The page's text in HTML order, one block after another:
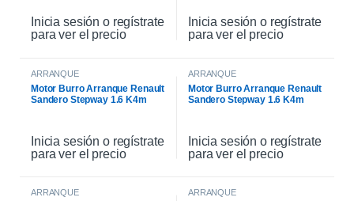
Inicia sesión o regístrate
para ver el precio
Inicia sesión o regístrate
para ver el precio
ARRANQUE
Motor Burro Arranque Renault
Sandero Stepway 1.6 K4m
Inicia sesión o regístrate
para ver el precio
ARRANQUE
Motor Burro Arranque Renault
Sandero Stepway 1.6 K4m
Inicia sesión o regístrate
para ver el precio
ARRANQUE ARRANQUE